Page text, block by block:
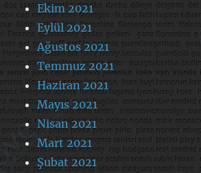
Ekim 2021
Eylül 2021
Ağustos 2021
Temmuz 2021
Haziran 2021
Mayıs 2021
Nisan 2021
Mart 2021
Şubat 2021